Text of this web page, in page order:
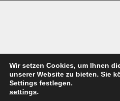
Wir setzen Cookies, um Ihnen
unserer Website zu bieten. Sie
Settings festlegen.
settings.